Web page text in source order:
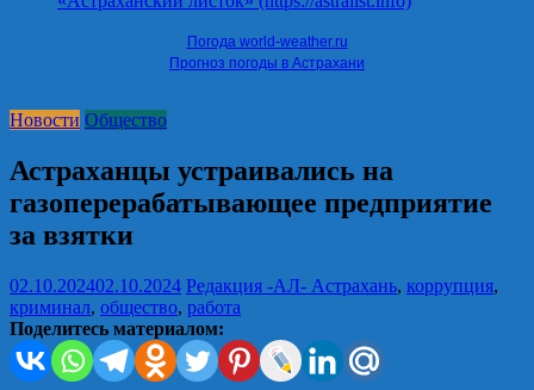
Погода world-weather.ru
Прогноз погоды в Астрахани
Новости Общество
Астраханцы устраивались на
газоперерабатывающее предприятие
за взятки
02.10.202402.10.2024 Редакция -АЛ- Астрахань, коррупция,
криминал, общество, работа
Поделитесь материалом: